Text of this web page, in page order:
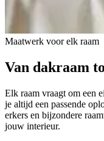
Maatwerk voor elk raam
Van dakraam
Elk raam vraagt om een
je altijd een passende
erkers en bijzondere
jouw interieur.